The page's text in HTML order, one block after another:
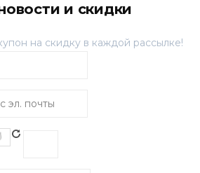
и скидки
на скидку в каждой рассылке!